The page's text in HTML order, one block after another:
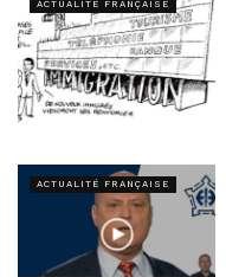
ACTUALITÉ FRANÇAISE
ACTUALITÉ FRANÇAISE